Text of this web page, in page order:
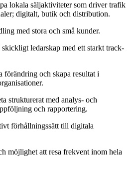
lokala säljaktiviteter som driver trafik
digitalt, butik och distribution.
med stora och små kunder.
skickligt ledarskap med ett starkt track-
förändring och skapa resultat i
strukturerat med analys- och
och rapportering.
förhållningssätt till digitala
möjlighet att resa frekvent inom hela